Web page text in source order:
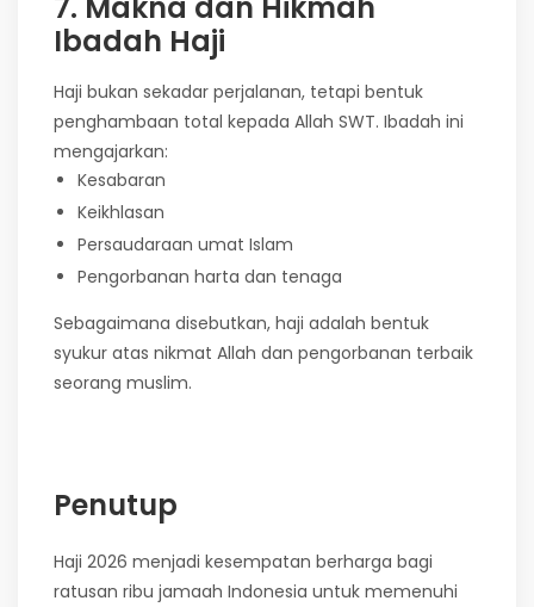
Ibadah Haji
Haji bukan sekadar perjalanan, tetapi bentuk
penghambaan total kepada Allah SWT. Ibadah ini
mengajarkan:
Kesabaran
Keikhlasan
Persaudaraan umat Islam
Pengorbanan harta dan tenaga
Sebagaimana disebutkan, haji adalah bentuk
syukur atas nikmat Allah dan pengorbanan terbaik
seorang muslim.
Penutup
Haji 2026 menjadi kesempatan berharga bagi
ratusan ribu jamaah Indonesia untuk memenuhi